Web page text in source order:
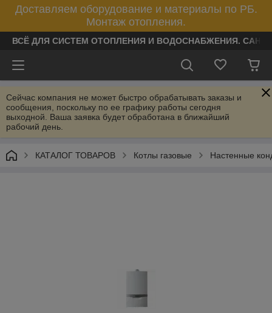
Доставляем оборудование и материалы по РБ.
Монтаж отопления.
ВСЁ ДЛЯ СИСТЕМ ОТОПЛЕНИЯ И ВОДОСНАБЖЕНИЯ.
Сейчас компания не может быстро обрабатывать заказы и
сообщения, поскольку по ее графику работы сегодня
выходной. Ваша заявка будет обработана в ближайший
рабочий день.
КАТАЛОГ ТОВАРОВ Котлы газовые Настенные